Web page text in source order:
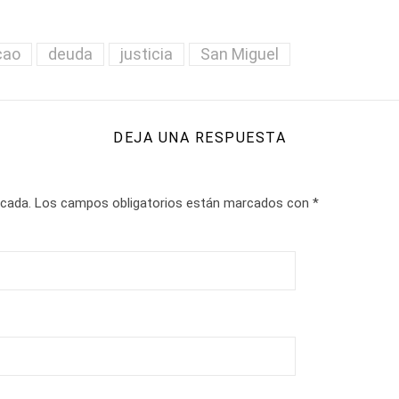
deuda justicia San Miguel
DEJA UNA RESPUESTA
Los campos obligatorios están marcados con *